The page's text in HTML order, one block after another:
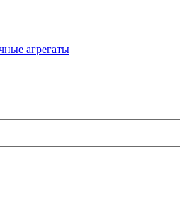
агрегаты